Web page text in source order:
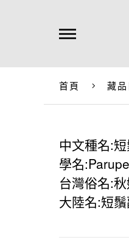
首頁 藏
中文種名:
學名
台灣俗名:
大陸名:短